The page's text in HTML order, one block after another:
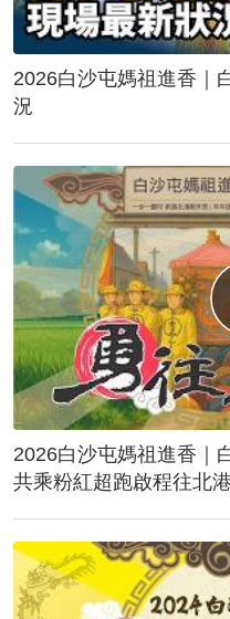
2026白沙屯媽祖進香
況
2026白沙屯媽祖進香｜
共乘粉紅超跑啟程往北